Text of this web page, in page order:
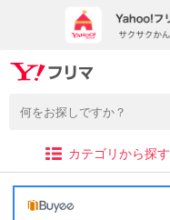
カテゴリから探す